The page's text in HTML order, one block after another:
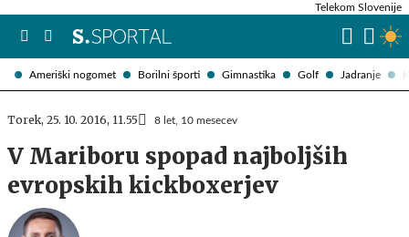
Ameriški nogomet Borilni športi Gimnastika Golf Jadranje
Telekom Slovenije
Torek, 25. 10. 2016, 11.55 8 let, 10 mesecev
V Mariboru spopad najboljših
evropskih kickboxerjev